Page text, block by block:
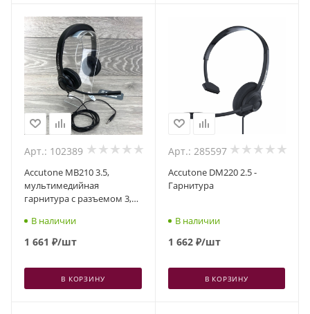
Арт.: 102389
Accutone MB210 3.5,
мультимедийная
гарнитура с разъемом 3,5
В наличии
1 661 ₽/шт
В КОРЗИНУ
Арт.: 285597
Accutone DM220 2.5 -
Гарнитура
В наличии
1 662₽/шт
В КОРЗИНУ